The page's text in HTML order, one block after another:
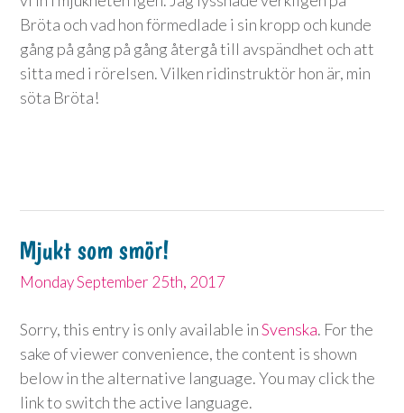
Bröta och vad hon förmedlade i sin kropp och kunde
gång på gång på gång återgå till avspändhet och att
sitta med i rörelsen. Vilken ridinstruktör hon är, min
söta Bröta!
Mjukt som smör!
Monday September 25th, 2017
Sorry, this entry is only available inSvenska. For the
sake of viewer convenience, the content is shown
below in the alternative language. You may click the
link to switch the active language.